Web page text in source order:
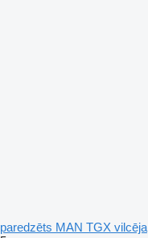
paredzēts MAN TGX vilcēja